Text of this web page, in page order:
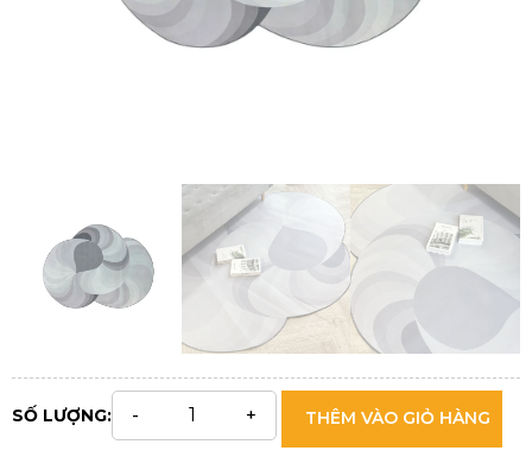
SỐ LƯỢNG: THÊM VÀO GIỎ HÀNG